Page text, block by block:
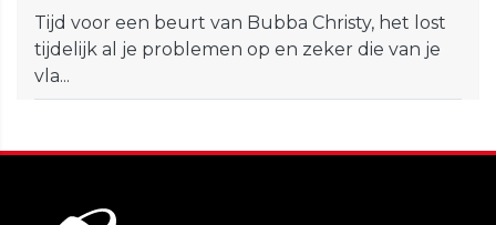
Tijd voor een beurt van Bubba Christy, het lost
tijdelijk al je problemen op en zeker die van je
vla...